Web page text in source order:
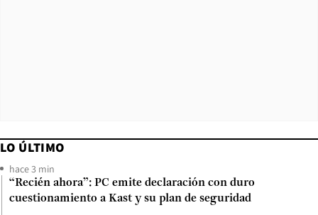
LO ÚLTIMO
hace 3 min
“Recién ahora”: PC emite declaración con duro
cuestionamiento a Kast y su plan de seguridad